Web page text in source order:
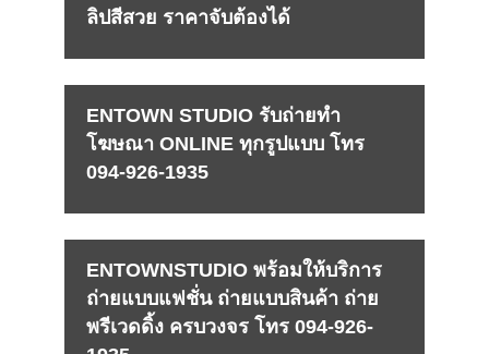
ลิปสีสวย ราคาจับต้องได้
ENTOWN STUDIO รับถ่ายทำ
โฆษณา ONLINE ทุกรูปแบบ โทร
094-926-1935
ENTOWNSTUDIO พร้อมให้บริการ
ถ่ายแบบแฟชั่น ถ่ายแบบสินค้า ถ่าย
พรีเวดดิ้ง ครบวงจร โทร 094-926-